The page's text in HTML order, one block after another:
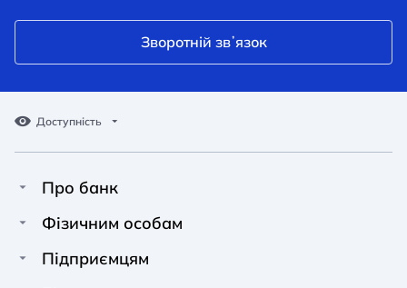
Зворотній звʼязок
Доступність
A A
Звичайний
A A
Середній
A A
Про банк
Про Unex Bank
Фізичним особам
Кредити
Підприємцям